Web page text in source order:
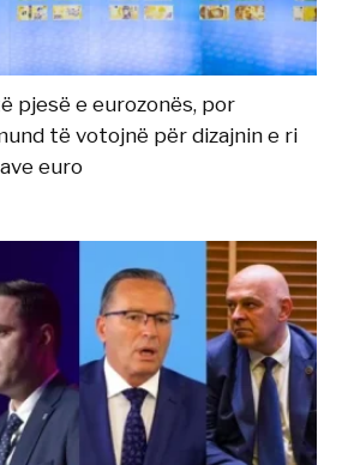
pjesë e eurozonës, por
të votojnë për dizajnin e ri
euro